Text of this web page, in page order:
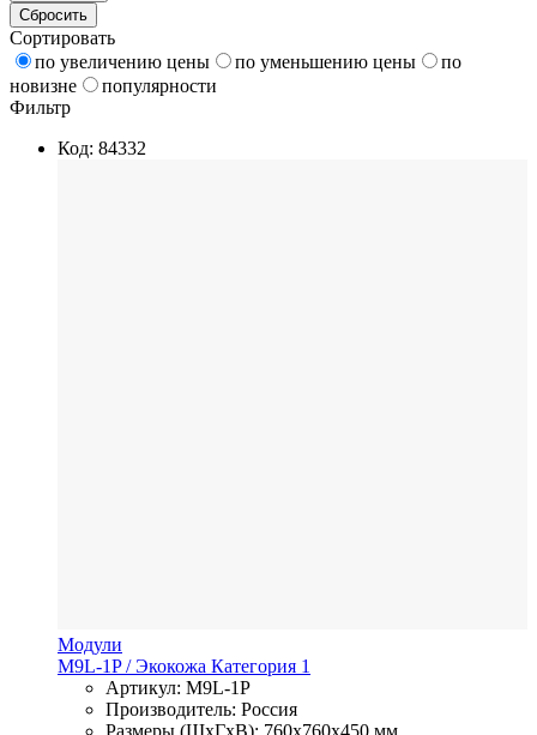
Сбросить
Сортировать
по увеличению цены
по уменьшению цены
по
новизне
популярности
Фильтр
Код: 84332
Модули
M9L-1P/ Экокожа Категория 1
Артикул: M9L-1P
Производитель: Россия
Размеры (ШхГхВ): 760x760x450 мм